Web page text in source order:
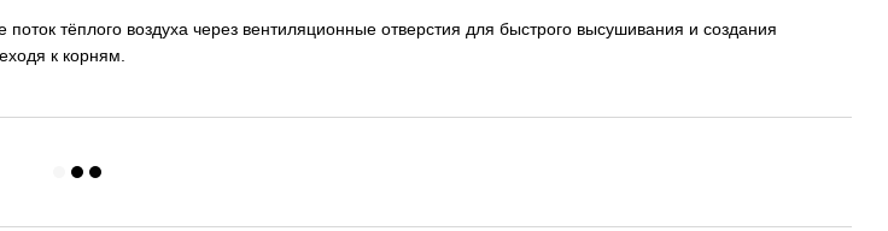
тёплого воздуха через вентиляционные отверстия для быстрого высушивания и создания
к корням.